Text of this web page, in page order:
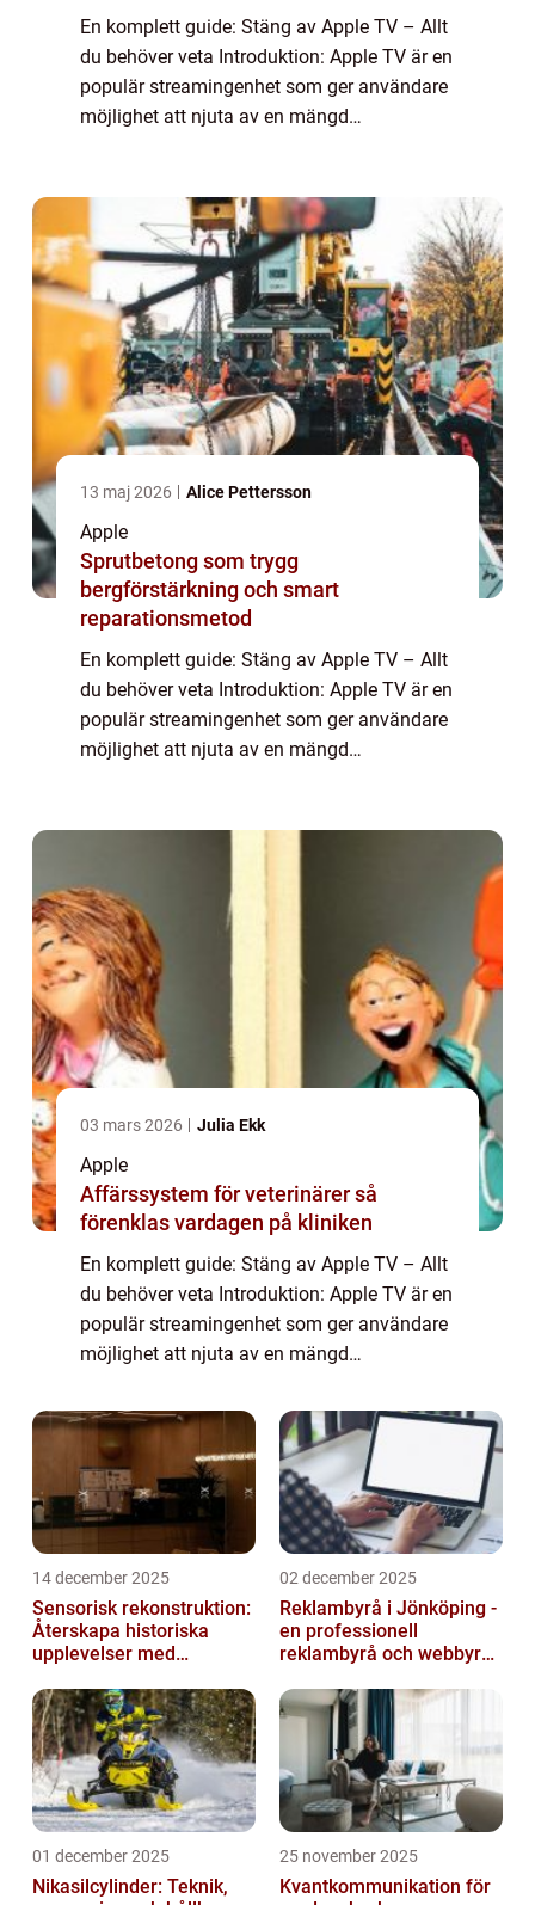
En komplett guide: Stäng av Apple TV – Allt
du behöver veta Introduktion: Apple TV är en
populär streamingenhet som ger användare
möjlighet att njuta av en mängd
13 maj 2026 Alice Pettersson
Apple
Sprutbetong som trygg
bergförstärkning och smart
reparationsmetod
En komplett guide: Stäng av Apple TV – Allt
du behöver veta Introduktion: Apple TV är en
populär streamingenhet som ger användare
möjlighet att njuta av en mängd
03 mars 2026 Julia Ekk
Apple
Affärssystem för veterinärer så
förenklas vardagen på kliniken
En komplett guide: Stäng av Apple TV – Allt
du behöver veta Introduktion: Apple TV är en
populär streamingenhet som ger användare
möjlighet att njuta av en mängd
Men ibland kan det vara förvirrande att ...
14 december 2025
Sensorisk rekonstruktion:
Återskapa historiska
upplevelser med
02 december 2025
Reklambyrå i Jönköping -
en professionell
reklambyrå och webbyrå
kommunikati...
01 december 2025
Nikasilcylinder: Teknik,
25 november 2025
Kvantkommunikation för